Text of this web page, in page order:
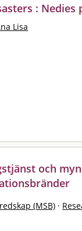
: Nedies
Lisa
och
(MSB) ·